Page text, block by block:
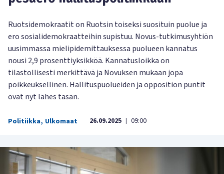
Ruotsidemokraatit on Ruotsin toiseksi suosituin puolue ja
ero sosialidemokraatteihin supistuu. Novus-tutkimusyhtiön
uusimmassa mielipidemittauksessa puolueen kannatus
nousi 2,9 prosenttiyksikköä. Kannatusloikka on
tilastollisesti merkittävä ja Novuksen mukaan jopa
poikkeuksellinen. Hallituspuolueiden ja opposition puntit
ovat nyt lähes tasan.
Politiikka, Ulkomaat 26.09.2025 | 09:00